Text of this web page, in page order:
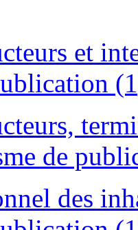
et
de
des